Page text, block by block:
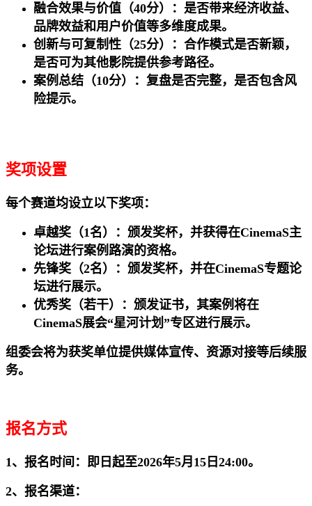
融合效果与价值（40分）：是否带来经济收益、
品牌效益和用户价值等多维度成果。
创新与可复制性（25分）：合作模式是否新颖，
是否可为其他影院提供参考路径。
案例总结（10分）
：复盘是否完整，是否包含风
险提示。
奖项设置
每个赛道均设立以下奖项：
卓越奖（1名）：颁发奖杯，并获得在CinemaS主
论坛进行案例路演的资格。
先锋奖（2名）：颁发奖杯，并在CinemaS专题论
坛进行展示。
优秀奖（若干）：颁发证书，其案例将在
CinemaS展会“星河计划”专区进行展示。
组委会将为获奖单位提供媒体宣传、资源对接等后续服
务。
报名方式
1、报名时间：即日起至2026年5月15日24:00。
2、报名渠道：